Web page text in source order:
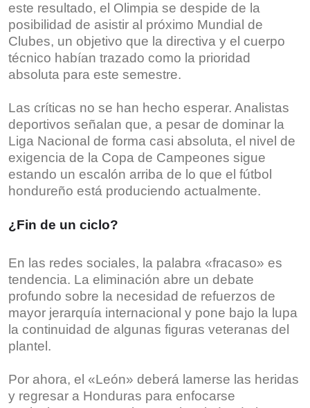
este resultado, el Olimpia se despide de la
posibilidad de asistir al próximo Mundial de
Clubes, un objetivo que la directiva y el cuerpo
técnico habían trazado como la prioridad
absoluta para este semestre.
Las críticas no se han hecho esperar. Analistas
deportivos señalan que, a pesar de dominar la
Liga Nacional de forma casi absoluta, el nivel de
exigencia de la Copa de Campeones sigue
estando un escalón arriba de lo que el fútbol
hondureño está produciendo actualmente.
¿Fin de un ciclo?
En las redes sociales, la palabra «fracaso» es
tendencia. La eliminación abre un debate
profundo sobre la necesidad de refuerzos de
mayor jerarquía internacional y pone bajo la lupa
la continuidad de algunas figuras veteranas del
plantel.
Por ahora, el «León» deberá lamerse las heridas
y regresar a Honduras para enfocarse